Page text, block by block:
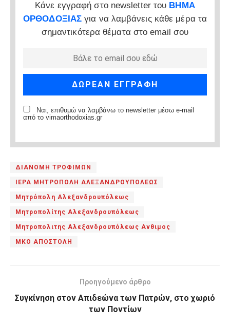
Κάνε εγγραφή στο newsletter του ΒΗΜΑ
ΟΡΘΟΔΟΞΙΑΣ για να λαμβάνεις κάθε μέρα τα
σημαντικότερα θέματα στο email σου
Ναι, επιθυμώ να λαμβάνω το newsletter μέσω e-mail
από το vimaorthodoxias.gr
ΔΙΑΝΟΜΗ ΤΡΟΦΙΜΩΝ
ΙΕΡΑ ΜΗΤΡΟΠΟΛΗ ΑΛΕΞΑΝΔΡΟΥΠΟΛΕΩΣ
Μητρόπολη Αλεξανδρουπόλεως
Μητροπολίτης Αλεξανδρουπόλεως
Μητροπολιτης Αλεξανδρουπόλεως Ανθιμος
ΜΚΟ ΑΠΟΣΤΟΛΗ
Προηγούμενο άρθρο
Συγκίνηση στον Απιδεώνα των Πατρών, στο χωριό
των Ποντίων